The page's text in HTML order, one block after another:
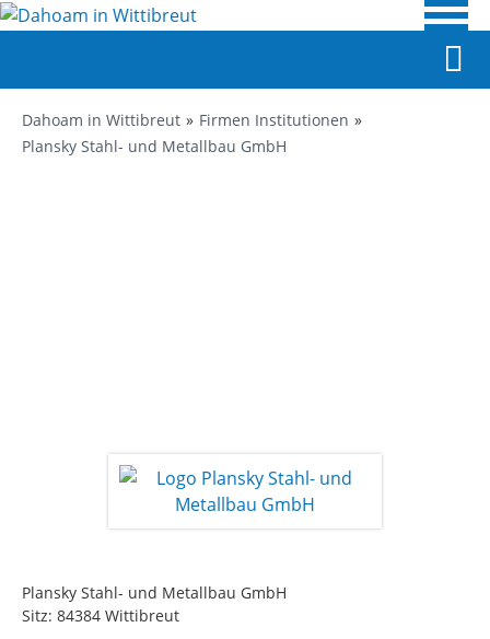
Dahoam in Wittibreut
Firmen Institutionen
Plansky Stahl- und Metallbau GmbH
Plansky Stahl- und Metallbau GmbH
Sitz: 84384 Wittibreut